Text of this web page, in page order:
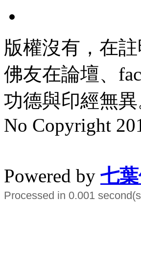
版權沒有，在
佛友在論壇、
功德與印經無異
No Copyright
Powered by 七
Processed in 0.001